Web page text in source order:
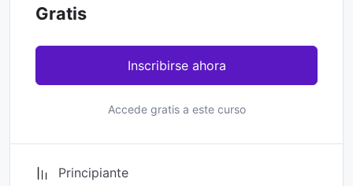
Gratis
Inscribirse ahora
Accede gratis a este curso
Principiante